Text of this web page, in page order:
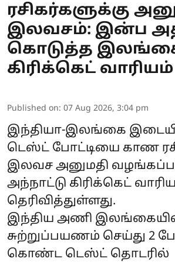
ரசிகர்களுக்கு
இலவசம்: இன்ப
கொடுத்த
கிரிக்கெட் வாரியம்
Published on: 07 Aug 2026, 3:04 pm
இந்தியா-இலங்கை
டெஸ்ட் போட்டியை காண
இலவச அனுமதி
அந்நாட்டு கிரிக்கெட்
தெரிவித்துள்ளது.
இந்திய அணி
சுற்றுப்பயணம் செய்து 2
கொண்ட டெஸ்ட் தொடரில்